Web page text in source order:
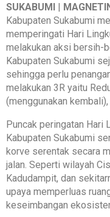
SUKABUMI |
Kabupaten Sukabumi
memperingati Hari
melakukan aksi bersih-
Kabupaten Sukabumi
sehingga perlu
melakukan 3R yaitu
(menggunakan
Puncak peringatan Hari
Kabupaten Sukabumi
korve serentak secara
jalan. Seperti wilayah
Kadudampit, dan
upaya memperluas
keseimbangan